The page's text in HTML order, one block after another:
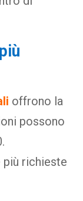
offrono la
possono
richieste